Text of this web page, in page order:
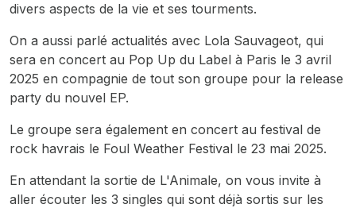
divers aspects de la vie et ses tourments.
On a aussi parlé actualités avec Lola Sauvageot, qui
sera en concert au Pop Up du Label à Paris le 3 avril
2025 en compagnie de tout son groupe pour la release
party du nouvel EP.
Le groupe sera également en concert au festival de
rock havrais le Foul Weather Festival le 23 mai 2025.
En attendant la sortie de L'Animale, on vous invite à
aller écouter les 3 singles qui sont déjà sortis sur les